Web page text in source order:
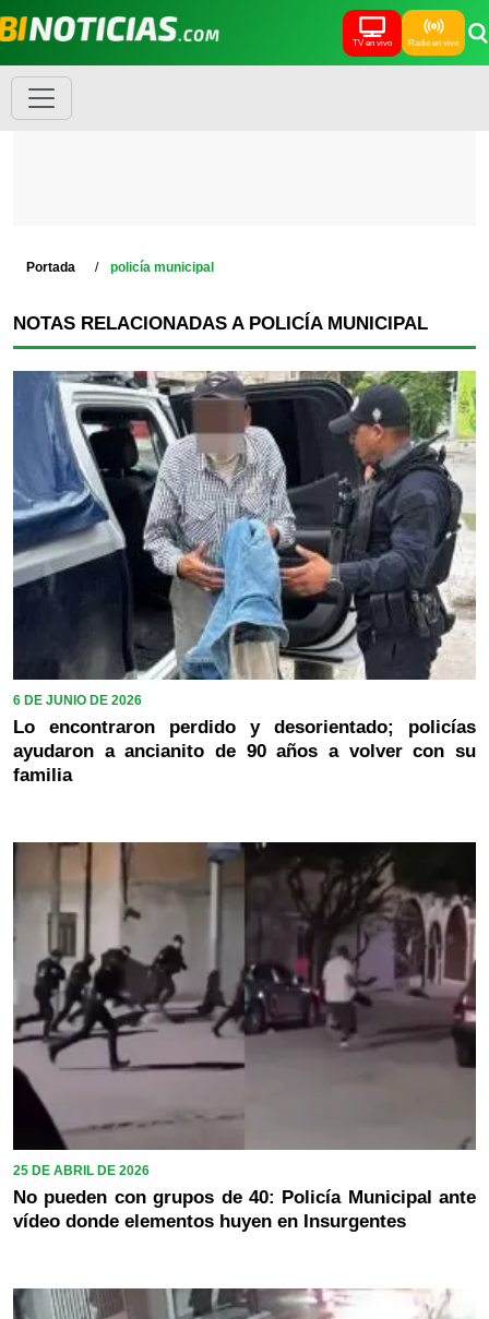
TV en vivo Radio en vivo
Portada policía municipal
NOTAS RELACIONADAS A POLICÍA MUNICIPAL
6 DE JUNIO DE 2026
Lo encontraron perdido y desorientado; policías
ayudaron a ancianito de 90 años a volver con su
familia
25 DE ABRIL DE 2026
No pueden con grupos de 40: Policía Municipal ante
vídeo donde elementos huyen en Insurgentes